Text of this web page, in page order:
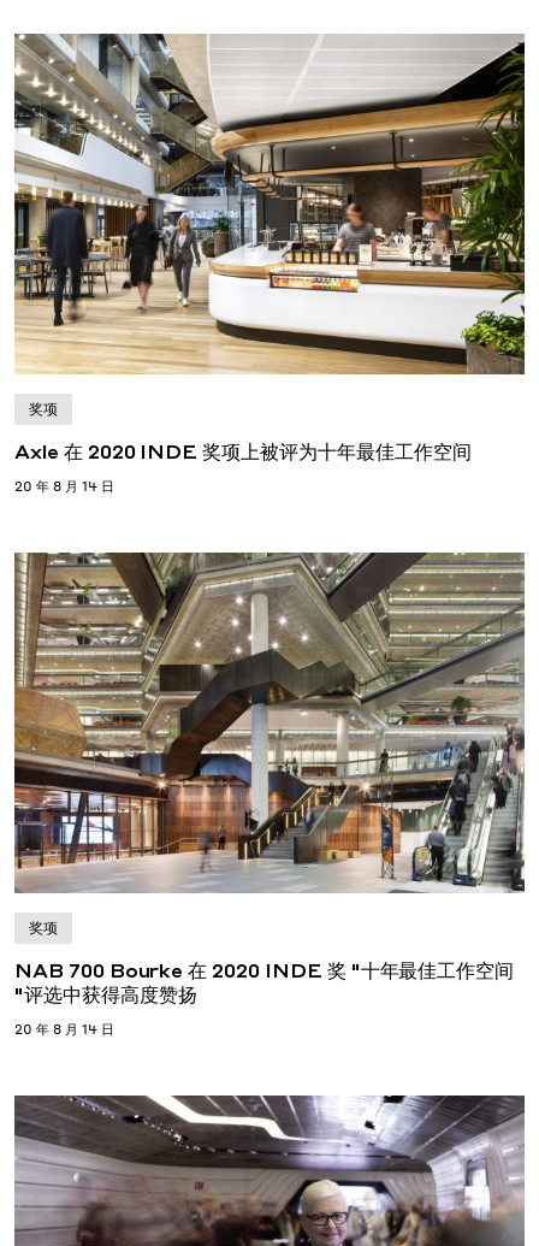
奖项
Axle 在 2020 INDE 奖项上被评为十年最佳工作空间
20 年 8 月 14 日
奖项
NAB 700 Bourke 在 2020 INDE 奖 "十年最佳工作空间
"评选中获得高度赞扬
20 年 8 月 14 日